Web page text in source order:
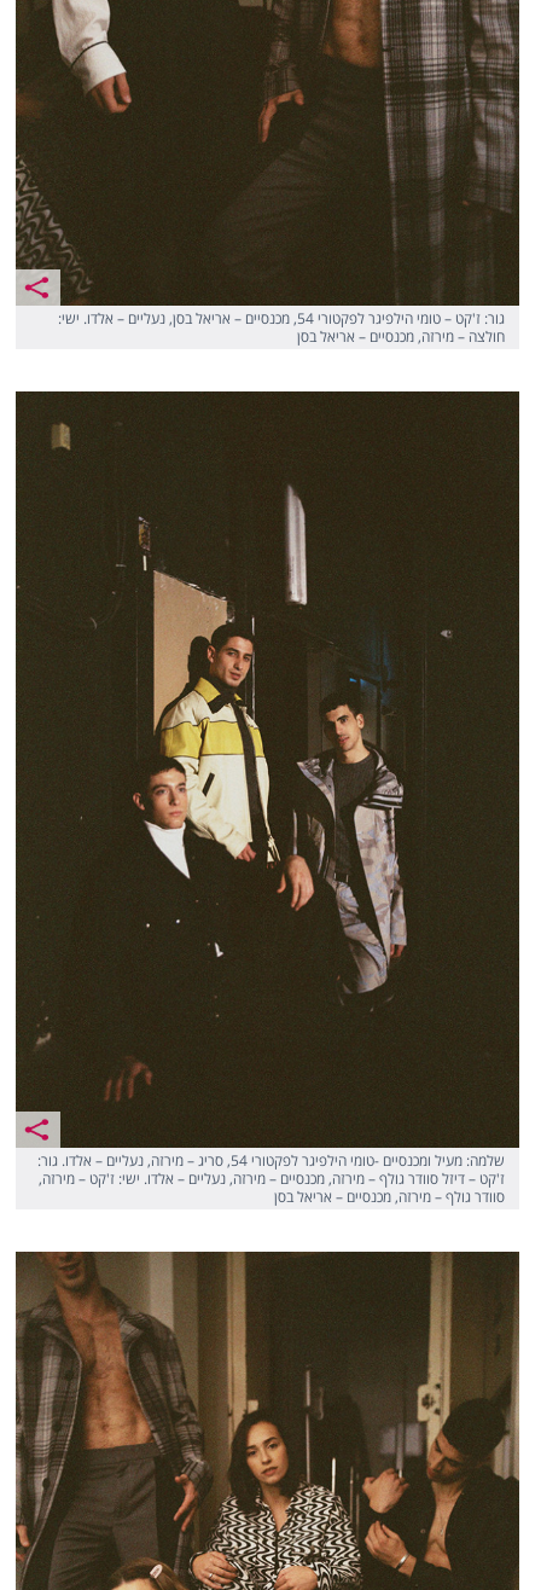
גור: ז'קט – טומי הילפיגר לפקטורי 54, מכנסיים – אריאל בסן, נעליים – אלדו. ישי:
חולצה – מירזה, מכנסיים – אריאל בסן
שלמה: מעיל ומכנסיים -טומי הילפיגר לפקטורי 54, סריג – מירזה, נעליים – אלדו. גור:
ז'קט – דיזל סוודר גולף – מירזה, מכנסיים – מירזה, נעליים – אלדו. ישי: ז'קט – מירזה,
סוודר גולף – מירזה, מכנסיים – אריאל בסן